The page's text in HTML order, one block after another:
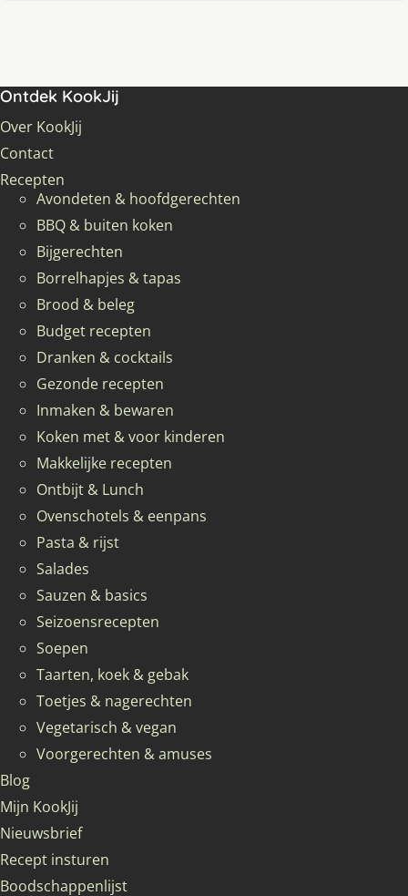
Ontdek KookJij
Over KookJij
Contact
Recepten
Avondeten & hoofdgerechten
BBQ & buiten koken
Bijgerechten
Borrelhapjes & tapas
Brood & beleg
Budget recepten
Dranken & cocktails
Gezonde recepten
Inmaken & bewaren
Koken met & voor kinderen
Makkelijke recepten
Ontbijt & Lunch
Ovenschotels & eenpans
Pasta & rijst
Salades
Sauzen & basics
Seizoensrecepten
Soepen
Taarten, koek & gebak
Toetjes & nagerechten
Vegetarisch & vegan
Voorgerechten & amuses
Blog
Mijn KookJij
Nieuwsbrief
Recept insturen
Boodschappenlijst